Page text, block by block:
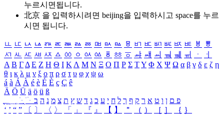
누르시면됩니다.
北京 을 입력하시려면 beijing을 입력하시고 space를 누르
시면 됩니다.
ㅥ ㅦ ㅧ ㅨ ㅩ ㅪ ㅫ ㅬ ㅭ ㅮ ㅯ ㅰ ㅱ ㅲ ㅳ ㅴ ㅵ ㅶ ㅷ ㅸ
ㅹ
ㅺ ㅻ ㅼ ㅽ ㅾ ㅿ ㆀ ㆁ ㆂ ㆃ ㆄ ㆅ ㆆ ㆇ ㆈ ㆉ ㆊ ㆋ ㆌ ㆍ
ㆎ
Α Β ΓΔ Ε Ζ Η Θ Ι ΚΛ Μ Ν Ξ Ο Π Ρ Σ ΤΥ Φ Χ Ψ Ω α β γ δ ε ζ η
θ ι κ λ μ ν ξ ο π ρ σ τ υ φ χ ψ ω
á à Á À é è É È ç Ç ê
Ä Ö Ü ä ö ü ß
ִֶֹ ֻּ ׁׂ פ ם ן ו ט א ר ק ף ך ל ח י ע כ ג ד ש ץ ת צ מ נ ה ב
‘ ’ “ ” 〔 〕 〈 〉 「 」 『 』 【 】 ＂ （ ） ［ ］ ｛ ｝